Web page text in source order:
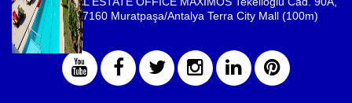
Fener Mah., 07160 Muratpaşa/Antalya Terra City Mall (100m)